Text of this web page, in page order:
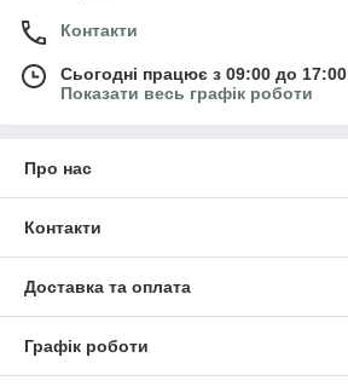
Контакти
Сьогодні працює з 09:00 до 17:00
Показати весь графік роботи
Про нас
Контакти
Доставка та оплата
Графік роботи